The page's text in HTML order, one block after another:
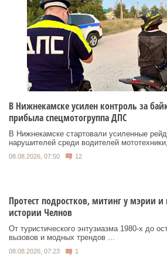
В Нижнекамске усилен контроль за
прибыла спецмотогруппа ДПС
В Нижнекамске стартовали усиленные
нарушителей среди водителей мототехники,
08.08.2026, 07:50 12
Протест подростков, митинг у мэрии
истории Челнов
От туристического энтузиазма 1980‑х до
вызовов и модных трендов ...
08.08.2026, 07:23 1